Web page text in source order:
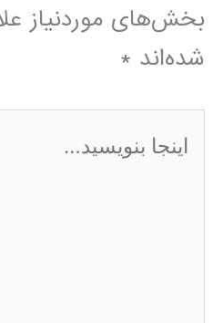
بخش‌های موردنیاز
شده‌اند *
اینجا
بنویسید…